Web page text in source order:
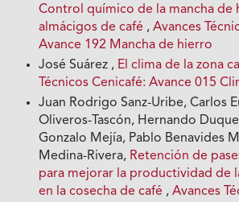
Control químico de la mancha de
almácigos de café ,Avances
Avance 192 Mancha de hierro
José Suárez , El clima de la zona
Técnicos Cenicafé: Avance 015
Juan Rodrigo Sanz-Uribe, Carlos
Oliveros-Tascón, Hernando
Gonzalo Mejía, Pablo Benavides
Medina-Rivera, Retención de
para mejorar la productividad de
en la cosecha de café ,Avances